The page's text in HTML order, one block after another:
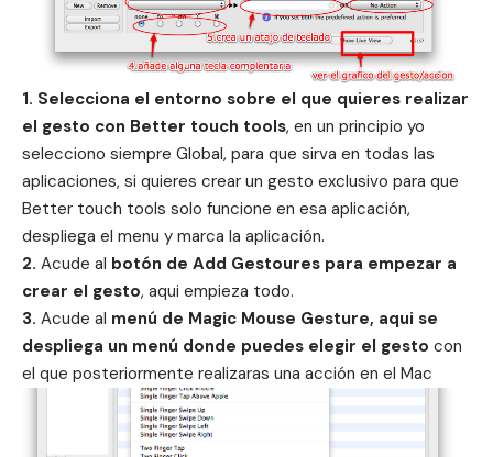
1. Selecciona el entorno sobre el que quieres realizar
el gesto con Better touch tools, en un principio yo
selecciono siempre Global, para que sirva en todas las
aplicaciones, si quieres crear un gesto exclusivo para que
Better touch tools solo funcione en esa aplicación,
despliega el menu y marca la aplicación.
2. Acude al botón de Add Gestoures para empezar a
crear el gesto, aqui empieza todo.
3. Acude al menú de Magic Mouse Gesture, aqui se
despliega un menú donde puedes elegir el gesto con
el que posteriormente realizaras una acción en el Mac